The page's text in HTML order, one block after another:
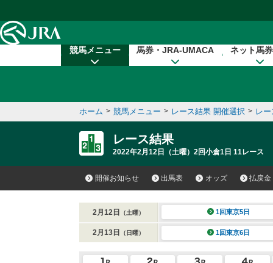
競馬メニュー 馬券・JRA-UMACA ネット馬
ホーム > 競馬メニュー > レース結果 開催選択 > レ
レース結果
2022年2月12日（土曜）2回小倉1日 11レース
開催お知らせ 出馬表 オッズ 払戻金
2月12日 （土曜） 1回東京5日
2月13日 （日曜） 1回東京6日